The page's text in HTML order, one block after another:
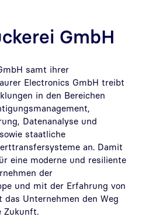
GmbH
samt ihrer
Electronics GmbH treibt
in den Bereichen
Datenanalyse und
staatliche
an. Damit
eine moderne und resiliente
der
und mit der Erfahrung von
das Unternehmen den Weg
Zukunft.